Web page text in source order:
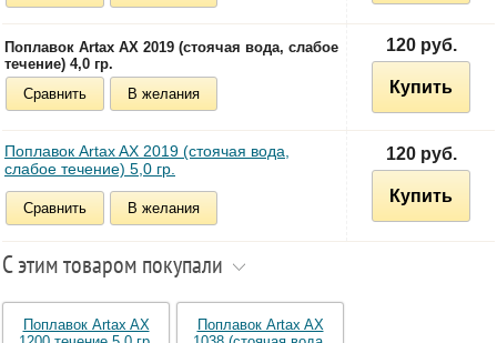
Поплавок Artax AX 2019 (стоячая вода, слабое
течение) 4,0 гр.
Сравнить
В желания
120 руб.
Купить
Поплавок Artax AX 2019 (стоячая вода,
слабое течение) 5,0 гр.
Сравнить В желания
120 руб.
Купить
С этим товаром покупали
Поплавок Artax AX
Поплавок Artax AX